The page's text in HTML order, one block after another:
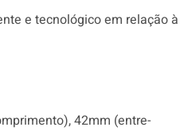
e tecnológico em relação à
42mm (entre-